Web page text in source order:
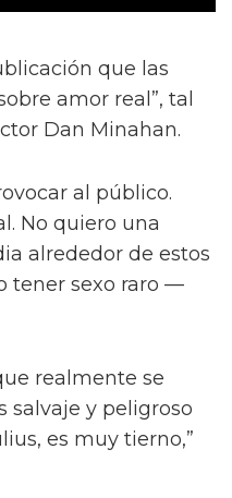
que las
amor real”, tal
Dan Minahan.
al público.
No quiero una
alrededor de estos
tener sexo raro —
realmente se
salvaje y peligroso
es muy tierno,”